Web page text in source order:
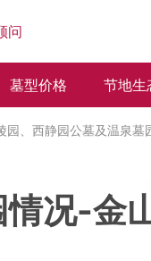
问
墓型价格 节地生
、西静园公墓及温泉墓
况-金